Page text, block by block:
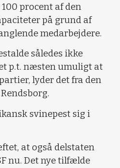
procent af den
på grund af
medarbejdere.
således ikke
p.t. næsten umuligt at
lyder det fra den
svinepest sig i
at også delstaten
nu. Det nye tilfælde